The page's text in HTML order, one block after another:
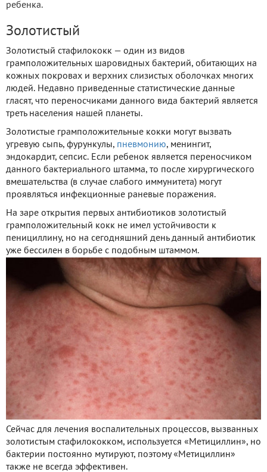
ребенка.
Золотистый
Золотистый стафилококк — один из видов
грамположительных шаровидных бактерий, обитающих на
кожных покровах и верхних слизистых оболочках многих
людей. Недавно приведенные статистические данные
гласят, что переносчиками данного вида бактерий является
треть населения нашей планеты.
Золотистые грамположительные кокки могут вызвать
угревую сыпь, фурункулы, пневмонию, менингит,
эндокардит, сепсис. Если ребенок является переносчиком
данного бактериального штамма, то после хирургического
вмешательства (в случае слабого иммунитета) могут
проявляться инфекционные раневые поражения.
На заре открытия первых антибиотиков золотистый
грамположительный кокк не имел устойчивости к
пенициллину, но на сегодняшний день данный антибиотик
уже бессилен в борьбе с подобным штаммом.
Сейчас для лечения воспалительных процессов, вызванных
золотистым стафилококком, используется «Метициллин», но
бактерии постоянно мутируют, поэтому «Метициллин»
также не всегда эффективен.